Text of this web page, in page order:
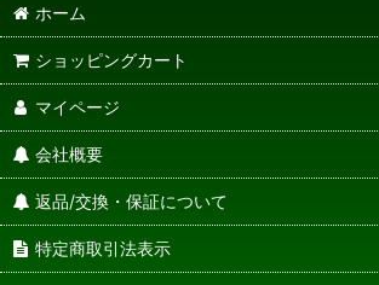
ホーム
ショッピングカート
マイページ
会社概要
返品/交換・保証について
特定商取引法表示